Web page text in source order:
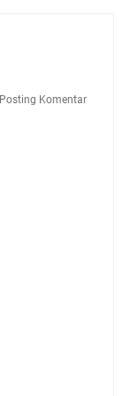
Posting Komentar